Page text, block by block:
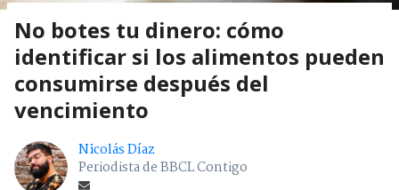
No botes tu dinero: cómo
identificar si los alimentos pueden
consumirse después del
vencimiento
Nicolás Díaz
Periodista de BBCL Contigo